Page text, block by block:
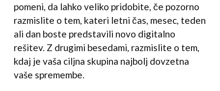
pomeni, da lahko veliko pridobite, če pozorno
razmislite o tem, kateri letni čas, mesec, teden
ali dan boste predstavili novo digitalno
rešitev. Z drugimi besedami, razmislite o tem,
kdaj je vaša ciljna skupina najbolj dovzetna
vaše spremembe.